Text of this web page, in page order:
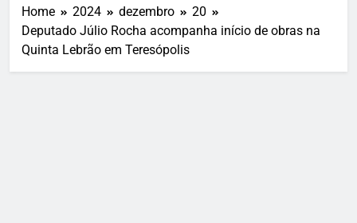
Home 2024 dezembro
20
Deputado Júlio Rocha acompanha início de obras na
Quinta Lebrão em Teresópolis